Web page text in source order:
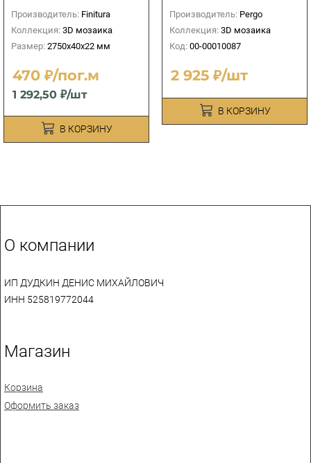
Производитель: Finitura
Коллекция: 3D мозаика
Размер: 2750х40х22 мм
470 ₽/пог.м
1 292,50 ₽/шт
В КОРЗИНУ
Производитель: Pergo
Коллекция: 3D мозаика
Код: 00-00010087
2 925 ₽/шт
В КОРЗИНУ
О компании
ИП ДУДКИН ДЕНИС МИХАЙЛОВИЧ
ИНН 525819772044
Магазин
Корзина
Оформить заказ